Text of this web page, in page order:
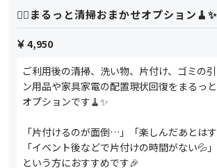
🙆‍♀️まるっと清掃おまかせオプション🧹✨
4,950
ご利用後の清掃、洗い物、片付け、ゴミの
ン用品や家具家電の配置現状回復をまるっ
オプションです🧹✨
「片付けるのが面倒…」「楽しんだあとはす
「イベント後などで片付けの時間がない💦」
という方におすすめです🎉